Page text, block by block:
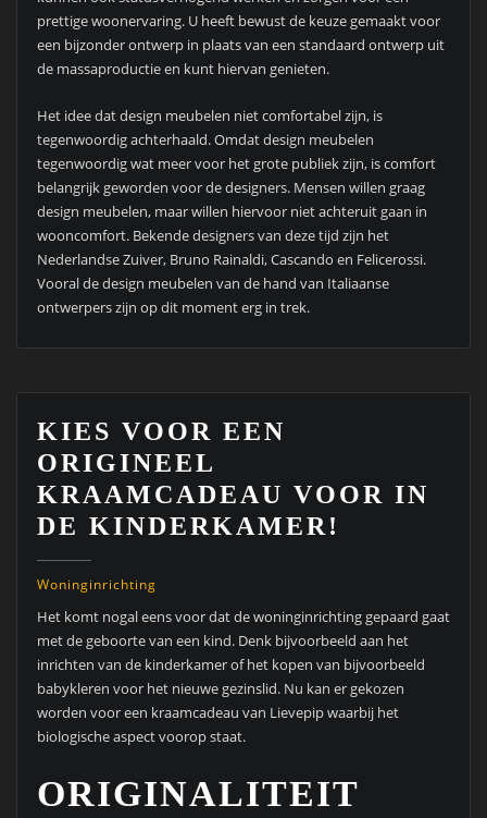
prettige woonervaring. U heeft bewust de keuze gemaakt voor
een bijzonder ontwerp in plaats van een standaard ontwerp uit
de massaproductie en kunt hiervan genieten.
Het idee dat design meubelen niet comfortabel zijn, is
tegenwoordig achterhaald. Omdat design meubelen
tegenwoordig wat meer voor het grote publiek zijn, is comfort
belangrijk geworden voor de designers. Mensen willen graag
design meubelen, maar willen hiervoor niet achteruit gaan in
wooncomfort. Bekende designers van deze tijd zijn het
Nederlandse Zuiver, Bruno Rainaldi, Cascando en Felicerossi.
Vooral de design meubelen van de hand van Italiaanse
ontwerpers zijn op dit moment erg in trek.
KIES VOOR EEN
ORIGINEEL
KRAAMCADEAU VOOR IN
DE KINDERKAMER!
Woninginrichting
Het komt nogal eens voor dat de woninginrichting gepaard gaat
met de geboorte van een kind. Denk bijvoorbeeld aan het
inrichten van de kinderkamer of het kopen van bijvoorbeeld
babykleren voor het nieuwe gezinslid. Nu kan er gekozen
worden voor een kraamcadeau van Lievepip waarbij het
biologische aspect voorop staat.
ORIGINALITEIT